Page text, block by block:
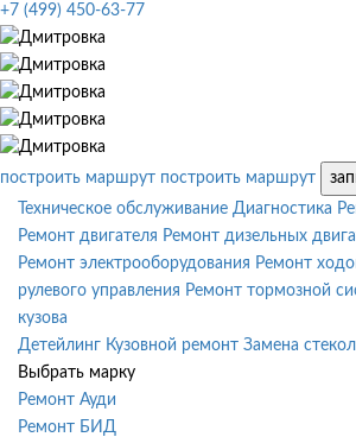
+7 (499) 450-63-77
построить маршрут построить маршрут
Техническое обслуживание Диагностика
Ремонт двигателя Ремонт дизельных
Ремонт электрооборудования Ремонт
рулевого управления Ремонт тормозной
кузова
Детейлинг Кузовной ремонт Замена стекол
Выбрать марку
Ремонт Ауди
Ремонт БИД